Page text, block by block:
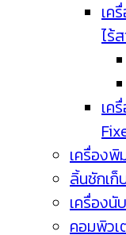
เค
ไร้
เค
เครื่อง
ลิ้นชักเก็
เครื่อง
คอมพิว